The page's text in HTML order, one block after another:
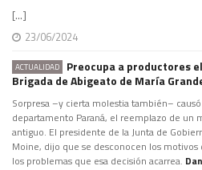
[...]
23/06/2024
ACTUALIDAD
Preocupa a productores
Brigada de Abigeato de María
Sorpresa –y cierta molestia también–
departamento Paraná, el reemplazo de un
antiguo. El presidente de la Junta de
Moine, dijo que se desconocen los
los problemas que esa decisión acarrea.